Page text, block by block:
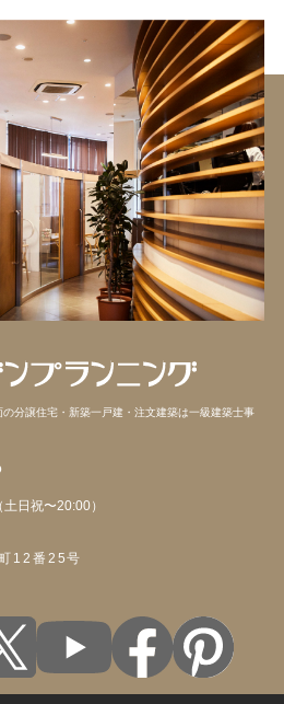
分譲住宅・新築一戸建・注文建築は一級建築士事
日祝〜20:00）
12番25号